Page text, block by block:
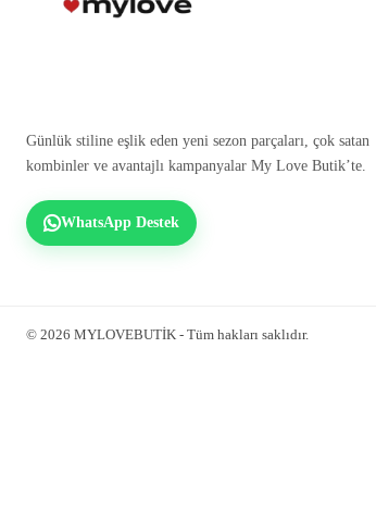
Günlük stiline eşlik eden yeni sezon parçaları, çok satan
kombinler ve avantajlı kampanyalar My Love Butik’te.
WhatsApp Destek
© 2026 MYLOVEBUTİK - Tüm hakları saklıdır.